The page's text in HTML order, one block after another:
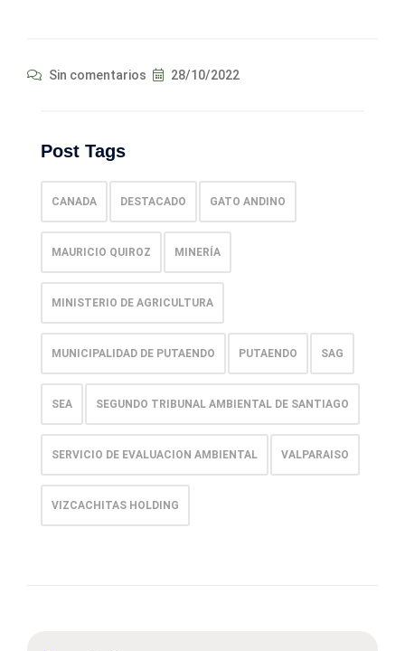
Sin comentarios 28/10/2022
Post Tags
CANADA DESTACADO GATO ANDINO
MAURICIO QUIROZ MINERÍA
MINISTERIO DE AGRICULTURA
MUNICIPALIDAD DE PUTAENDO PUTAENDO SAG
SEA SEGUNDO TRIBUNAL AMBIENTAL DE SANTIAGO
SERVICIO DE EVALUACION AMBIENTAL VALPARAISO
VIZCACHITAS HOLDING